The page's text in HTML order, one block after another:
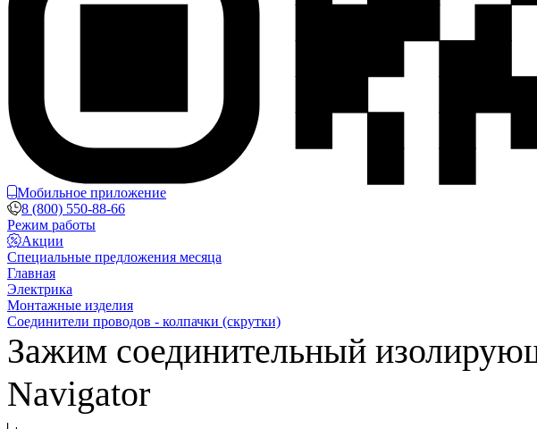
Мобильное приложение
8 (800) 550-88-66
Режим работы
Акции
Специальные предложения месяца
Главная
Электрика
Монтажные изделия
Соединители проводов - колпачки (скрутки)
Зажим соединительный
Navigator